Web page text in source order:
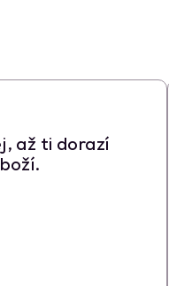
až ti dorazí